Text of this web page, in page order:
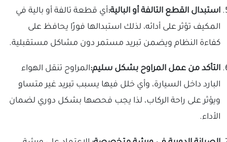
استبدال القطع التالفة أو البالية:أي قطعة تالفة أو بالية في
المكيف تؤثر على أدائه، لذلك استبدالها فورًا يحافظ على
كفاءة النظام ويضمن تبريد مستمر دون مشاكل مستقبلية.
التأكد من عمل المراوح بشكل سليم:المراوح تنقل الهواء
البارد داخل السيارة، وأي خلل فيها يسبب تبريد غير متساوٍ
ويؤثر على راحة الركاب، لذا يجب فحصها بشكل دوري لضمان
الأداء.